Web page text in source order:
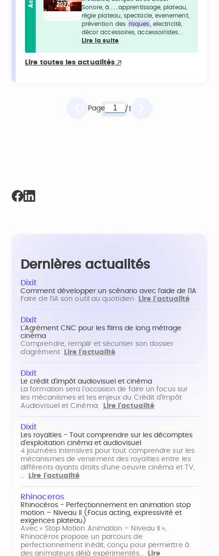
Sonore, à......apprentissage, plateau,
régie plateau, spectacle, evenement,
prévention des risques
, electricité,
décor accessoires, accessoiristes...
Lire la suite
Lire toutes les actualités
Page /1
Dernières actualités
Dixit
Comment développer un scénario avec l'aide de l'IA
Faire de l'IA son outil au quotidien
Lire l'actualité
Dixit
L'Agrément CNC pour les films de long métrage
cinéma
Comprendre, remplir et sécuriser son dossier
d'agrément
Lire l'actualité
Dixit
Le crédit d'impôt audiovisuel et cinéma
La formation sera l'occasion de faire un focus sur
les mécanismes et les enjeux du Crédit d'Impôt
Audiovisuel et Cinéma.
Lire l'actualité
Dixit
Les royalties - Tout comprendre sur les décomptes
d'exploitation cinéma et audiovisuel
4 journées intensives pour tout comprendre sur les
mécanismes de versement des royalties entre les
différents ayants droits d'une oeuvre cinéma et TV,
Lire l'actualité
Rhinoceros
Rhinocéros - Perfectionnement en animation stop
motion – Niveau II (Focus acting, expressivité et
exigences plateau)
Avec « Stop Motion Animation – Niveau II »,
Rhinocéros propose un parcours de
perfectionnement inédit, conçu pour permettre à
des animateurs déjà expérimentés…
Lire